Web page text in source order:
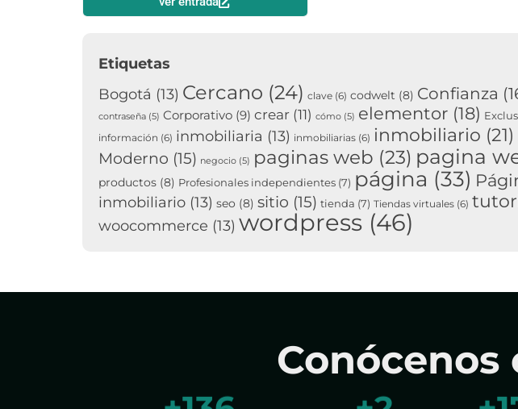
Etiquetas
Bogotá (13) Cercano (24) clave (6) codwelt (8) Confianza
contraseña (5) Corporativo (9) crear (11) cómo (5) elementor (18)
información (6) inmobiliaria (13) inmobiliarias (6) inmobiliario (21)
Moderno (15) negocio (5) paginas web (23) pagina
productos (8) Profesionales independientes (7) página (33)
inmobiliario (13) seo (8) sitio (15) tienda (7) Tiendas virtuales (6)
woocommerce (13) wordpress (46)